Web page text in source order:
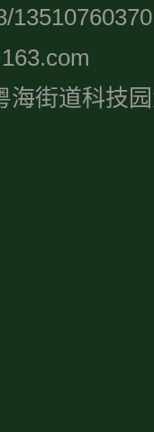
13510760370
海街道科技